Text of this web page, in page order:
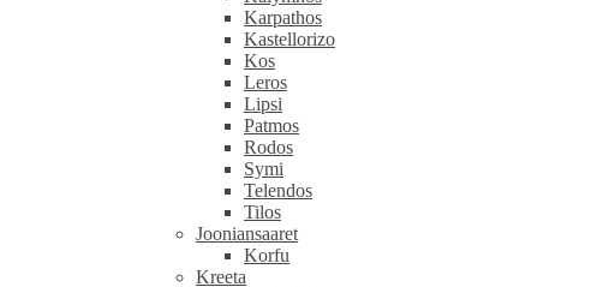
Karpathos
Kastellorizo
Kos
Leros
Lipsi
Patmos
Rodos
Symi
Telendos
Tilos
Jooniansaaret
Korfu
Kreeta